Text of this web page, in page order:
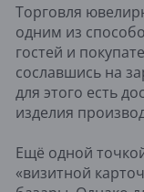
Торговля
одним из
гостей и
сославшись на
для этого есть
изделия
Ещё одной
«визитной